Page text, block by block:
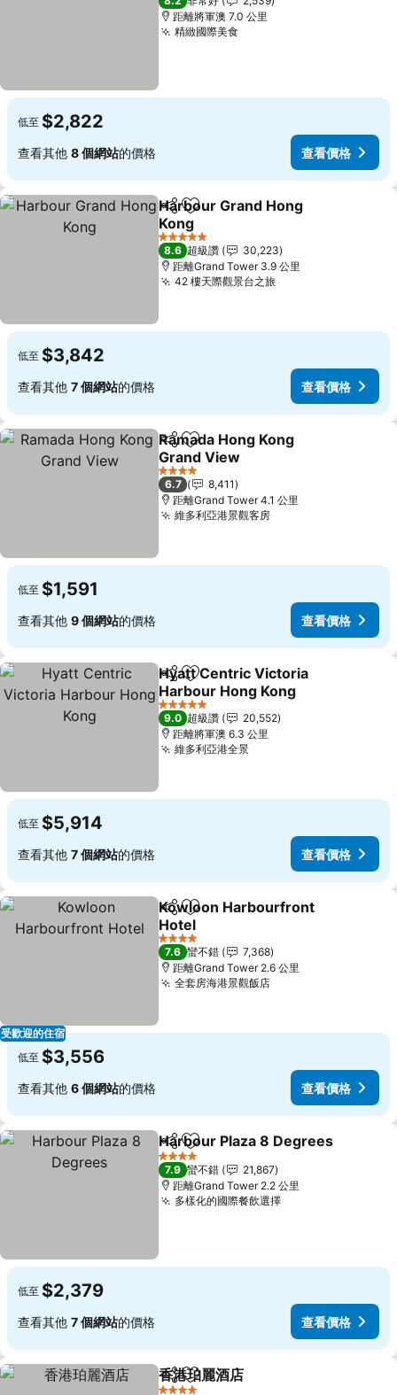
距離將軍澳 7.0 公里
精緻國際美食
低至 $2,822
查看其他 8 個網站的價格 查看價格
分享 加入我的最愛
Harbour Grand Hong
Kong
5 星級
8.6 超級讚
30,223
距離Grand Tower 3.9 公里
42 樓天際觀景台之旅
低至 $3,842
查看其他 7 個網站的價格 查看價格
分享 加入我的最愛
Ramada Hong Kong
Grand View
4 星級
6.7
8,411
距離Grand Tower 4.1 公里
維多利亞港景觀客房
低至 $1,591
查看其他 9 個網站的價格 查看價格
分享 加入我的最愛
Hyatt Centric Victoria
Harbour Hong Kong
5 星級
9.0 超級讚
20,552
距離將軍澳 6.3 公里
維多利亞港全景
低至 $5,914
查看其他 7 個網站的價格 查看價格
受歡迎的住宿
分享 加入我的最愛
Kowloon Harbourfront
Hotel
4 星級
7.6 蠻不錯
7,368
距離Grand Tower 2.6 公里
全套房海港景觀飯店
低至 $3,556
查看其他 6 個網站的價格 查看價格
分享 加入我的最愛
Harbour Plaza 8 Degrees
4 星級
7.9 蠻不錯
21,867
距離Grand Tower 2.2 公里
多樣化的國際餐飲選擇
低至 $2,379
查看其他 7 個網站的價格 查看價格
分享 加入我的最愛
香港珀麗酒店